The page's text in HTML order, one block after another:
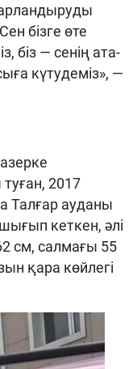
бізге өте
біз — сенің ата-
күтудеміз», —
2017
Талғар ауданы
кеткен, әлі
см, салмағы 55
қара көйлегі